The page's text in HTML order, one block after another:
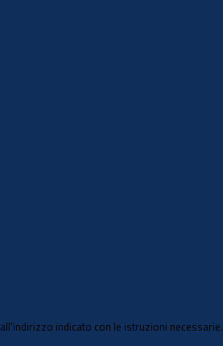
indicato con le istruzioni necessarie.